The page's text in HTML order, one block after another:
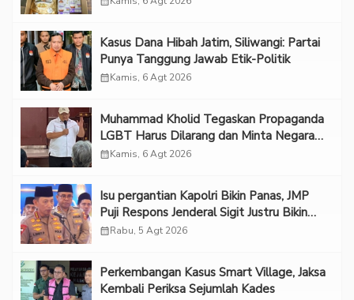
Kasus Dana Hibah Jatim, Siliwangi: Partai
Punya Tanggung Jawab Etik-Politik
calendar_monthKamis, 6 Agt 2026
Muhammad Kholid Tegaskan Propaganda
LGBT Harus Dilarang dan Minta Negara
Melindungi Korban
calendar_monthKamis, 6 Agt 2026
Isu pergantian Kapolri Bikin Panas, JMP
Puji Respons Jenderal Sigit Justru Bikin
“Adem”
calendar_monthRabu, 5 Agt 2026
Perkembangan Kasus Smart Village, Jaksa
Kembali Periksa Sejumlah Kades